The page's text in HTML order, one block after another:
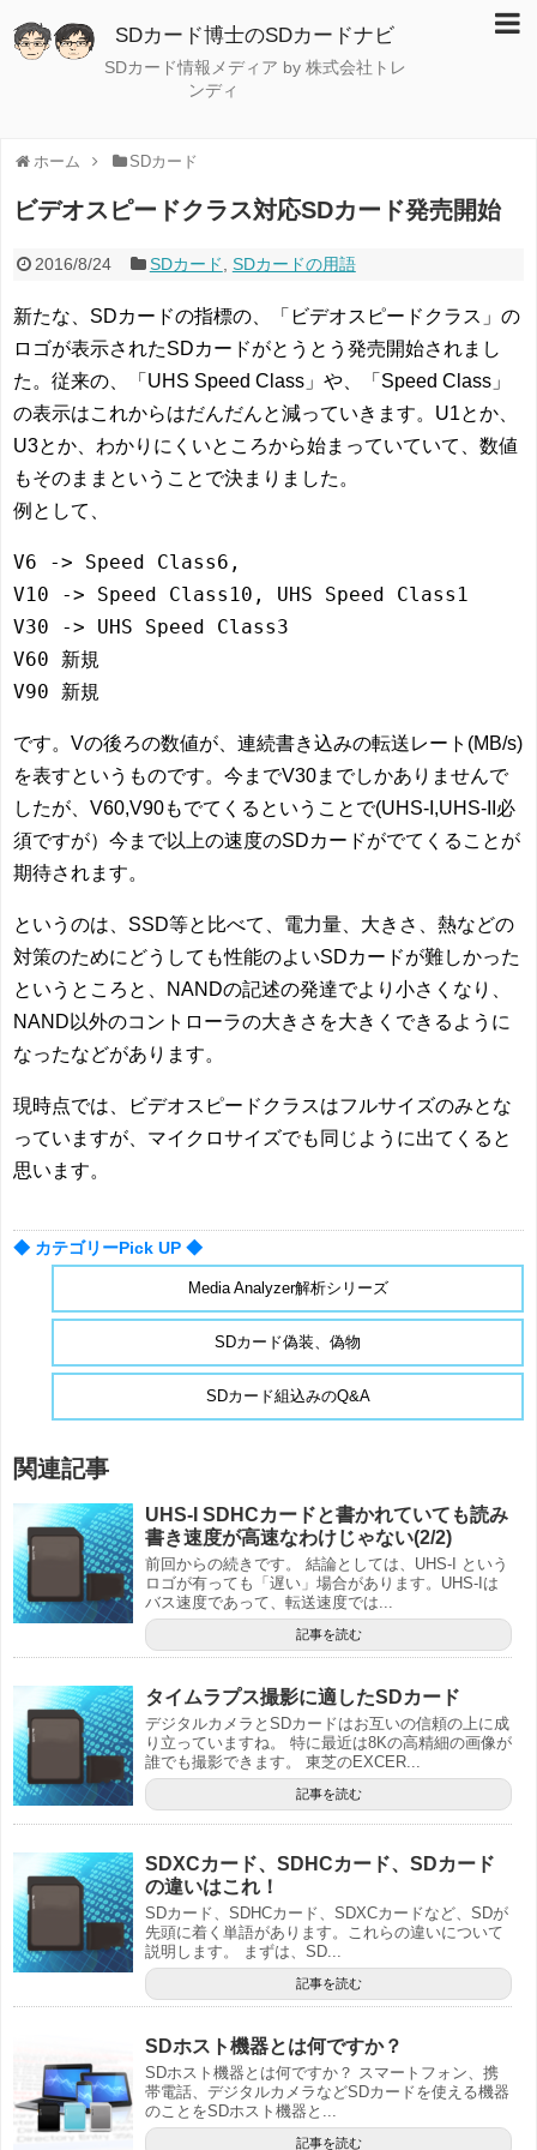
SDカード博士のSDカードナビ
SDカード情報メディア by 株式会社トレ
ンディ
ホーム SDカード
ビデオスピードクラス対応SDカード発売開始
2016/8/24 SDカード SDカードの用語
新たな、SDカードの指標の、「ビデオスピードクラス」の
ロゴが表示されたSDカードがとうとう発売開始されまし
た。従来の、「UHS Speed Class」や、「Speed Class」
の表示はこれからはだんだんと減っていきます。U1とか、
U3とか、わかりにくいところから始まっていていて、数値
もそのままということで決まりました。
例として、
V6 -> Speed Class6,
V10 -> Speed Class10, UHS Speed Class1
V30 -> UHS Speed Class3
V60 新規
V90 新規
です。Vの後ろの数値が、連続書き込みの転送レート(MB/s)
を表すというものです。今までV30までしかありませんで
したが、V60,V90もでてくるということで(UHS-I,UHS-II必
須ですが）今まで以上の速度のSDカードがでてくることが
期待されます。
というのは、SSD等と比べて、電力量、大きさ、熱などの
対策のためにどうしても性能のよいSDカードが難しかった
というところと、NANDの記述の発達でより小さくなり、
NAND以外のコントローラの大きさを大きくできるように
なったなどがあります。
現時点では、ビデオスピードクラスはフルサイズのみとな
っていますが、マイクロサイズでも同じように出てくると
思います。
◆ カテゴリーPick UP ◆
Media Analyzer解析シリーズ
SDカード偽装、偽物
SDカード組込みのQ&A
関連記事
UHS-I SDHCカードと書かれていても読み
書き速度が高速なわけじゃない(2/2)
前回からの続きです。 結論としては、UHS-I という
ロゴが有っても「遅い」場合があります。UHS-Iは
バス速度であって、転送速度では...
記事を読む
タイムラプス撮影に適したSDカード
デジタルカメラとSDカードはお互いの信頼の上に成
り立っていますね。 特に最近は8Kの高精細の画像が
誰でも撮影できます。 東芝のEXCER...
記事を読む
SDXCカード、SDHCカード、SDカード
の違いはこれ！
SDカード、SDHCカード、SDXCカードなど、SDが
先頭に着く単語があります。これらの違いについて
説明します。 まずは、SD...
記事を読む
SDホスト機器とは何ですか？
SDホスト機器とは何ですか？ スマートフォン、携
帯電話、デジタルカメラなどSDカードを使える機器
のことをSDホスト機器と...
記事を読む